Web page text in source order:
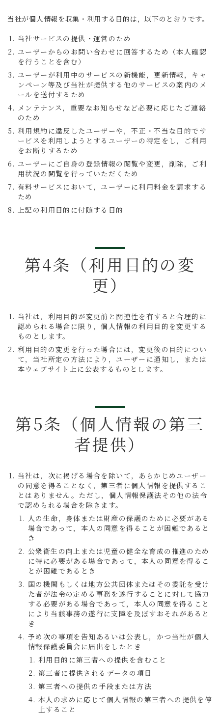
当社が個人情報を収集・利用する目的は，以下のとおりです。
当社サービスの提供・運営のため
ユーザーからのお問い合わせに回答するため（本人確認
を行うことを含む）
ユーザーが利用中のサービスの新機能，更新情報，キャ
ンペーン等及び当社が提供する他のサービスの案内のメ
ールを送付するため
メンテナンス，重要なお知らせなど必要に応じたご連絡
のため
利用規約に違反したユーザーや，不正・不当な目的でサ
ービスを利用しようとするユーザーの特定をし，ご利用
をお断りするため
ユーザーにご自身の登録情報の閲覧や変更，削除，ご利
用状況の閲覧を行っていただくため
有料サービスにおいて，ユーザーに利用料金を請求する
ため
上記の利用目的に付随する目的
第4条（利用目的の変
更）
当社は，利用目的が変更前と関連性を有すると合理的に
認められる場合に限り，個人情報の利用目的を変更する
ものとします。
利用目的の変更を行った場合には，変更後の目的につい
て，当社所定の方法により，ユーザーに通知し，または
本ウェブサイト上に公表するものとします。
第5条（個人情報の第三
者提供）
当社は，次に掲げる場合を除いて，あらかじめユーザー
の同意を得ることなく，第三者に個人情報を提供するこ
とはありません。ただし，個人情報保護法その他の法令
で認められる場合を除きます。
人の生命，身体または財産の保護のために必要がある
場合であって，本人の同意を得ることが困難であると
き
公衆衛生の向上または児童の健全な育成の推進のため
に特に必要がある場合であって，本人の同意を得るこ
とが困難であるとき
国の機関もしくは地方公共団体またはその委託を受け
た者が法令の定める事務を遂行することに対して協力
する必要がある場合であって，本人の同意を得ること
により当該事務の遂行に支障を及ぼすおそれがあると
き
予め次の事項を告知あるいは公表し，かつ当社が個人
情報保護委員会に届出をしたとき
利用目的に第三者への提供を含むこと
第三者に提供されるデータの項目
第三者への提供の手段または方法
本人の求めに応じて個人情報の第三者への提供を停
止すること